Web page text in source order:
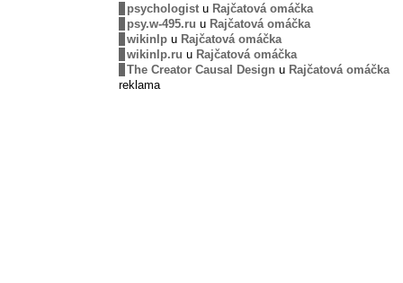
psychologist u Rajčatová omáčka
psy.w-495.ru u Rajčatová omáčka
wikinlp u Rajčatová omáčka
wikinlp.ru u Rajčatová omáčka
The Creator Causal Design u Rajčatová omáčka
reklama